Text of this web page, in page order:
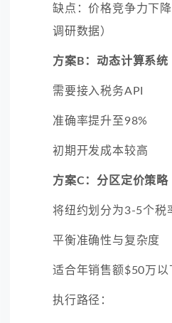
缺点：价格竞争力下
调研数据）
方案B：动态计算系统
需要接入税务API
准确率提升至98%
初期开发成本较高
方案C：分区定价策略
将纽约划分为3-5个税
平衡准确性与复杂度
适合年销售额$50万以
执行路径：